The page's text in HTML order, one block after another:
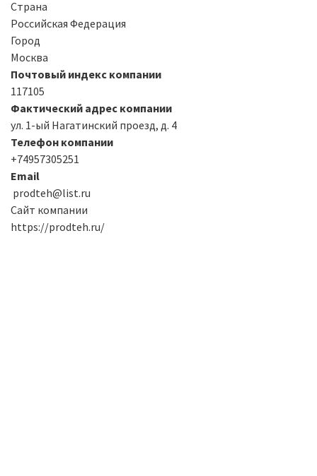
Страна
Российская Федерация
Город
Москва
Почтовый индекс компании
117105
Фактический адрес компании
ул. 1-ый Нагатинский проезд, д. 4
Телефон компании
+74957305251
Email
prodteh@list.ru
Сайт компании
https://prodteh.ru/